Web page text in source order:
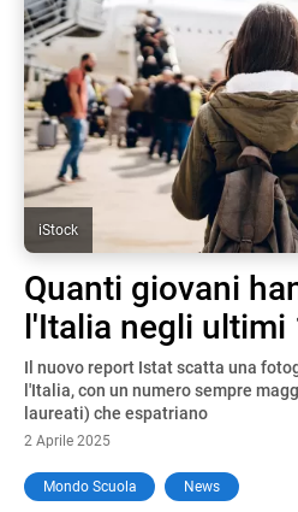
iStock
Quanti giovani
l'Italia negli ultimi
Il nuovo report Istat scatta una
l'Italia, con un numero sempre
laureati) che espatriano
2 Aprile 2025
Mondo Scuola News